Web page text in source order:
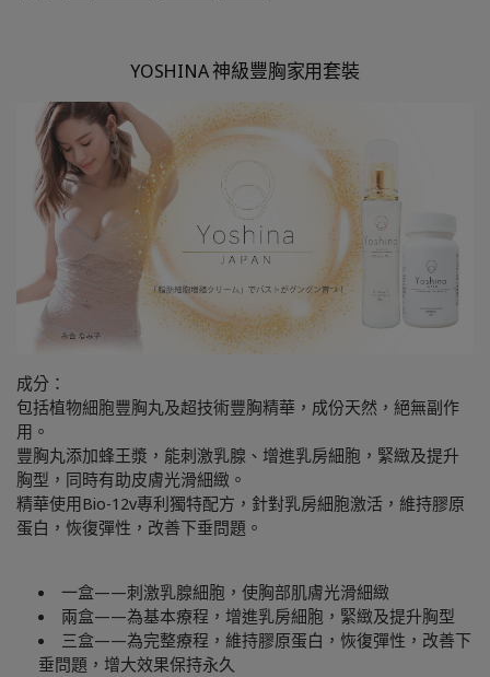
YOSHINA 神級豐胸家用套裝
成分：
包括植物細胞豐胸丸及超技術豐胸精華，成份天然，絕無副作
用。
豐胸丸添加蜂王漿，能刺激乳腺、增進乳房細胞，緊緻及提升
胸型，同時有助皮膚光滑細緻。
精華使用Bio-12v專利獨特配方，針對乳房細胞激活，維持膠原
蛋白，恢復彈性，改善下垂問題。
一盒——刺激乳腺細胞，使胸部肌膚光滑細緻
兩盒——為基本療程，增進乳房細胞，緊緻及提升胸型
三盒——為完整療程，維持膠原蛋白，恢復彈性，改善下
垂問題，增大效果保持永久